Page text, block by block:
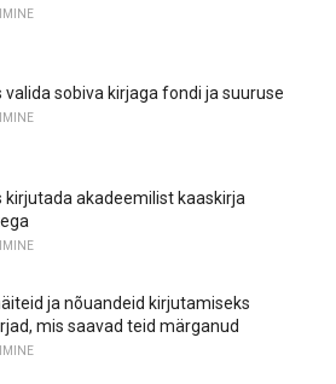
valida sobiva kirjaga fondi ja suuruse
kirjutada akadeemilist kaaskirja
ja nõuandeid kirjutamiseks
mis saavad teid märganud